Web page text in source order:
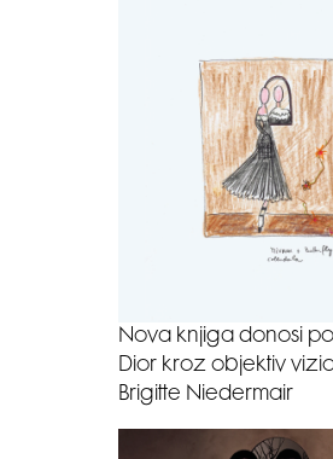
Nova knjiga donosi
Dior kroz objektiv
Brigitte Niedermair